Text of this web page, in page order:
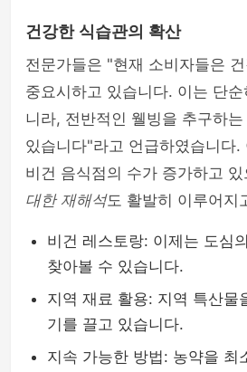
건강한 식습관의 확산
전문가들은 "현재 소비자들은
중요시하고 있습니다. 이는 단
니라, 전반적인 웰빙을 추구하
있습니다"라고 언급하였습니다.
비건 음식점의 수가 증가하고 있
대한 재해석도 활발히 이루어지
비건 레스토랑: 이제는 도심
찾아볼 수 있습니다.
지역 재료 활용: 지역 특산물
기를 끌고 있습니다.
지속 가능한 방법: 농약을 최